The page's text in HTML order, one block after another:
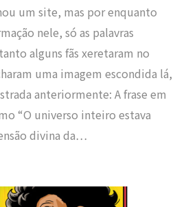
um site, mas por enquanto
nele, só as palavras
alguns fãs xeretaram no
uma imagem escondida lá,
anteriormente: A frase em
“O universo inteiro estava
divina da…